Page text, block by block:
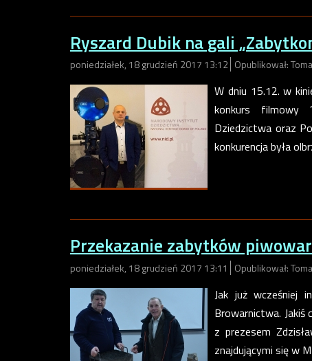
Ryszard Dubik na gali
poniedziałek, 18 grudzień 2017 13:12 Opublikował:
W dniu 15.12. w
konkurs filmowy
Dziedzictwa oraz
konkurencja była
Przekazanie zabytków
poniedziałek, 18 grudzień 2017 13:11 Opublikował:
Jak już wcześniej
Browarnictwa. Jakiś
z prezesem
znajdującymi się w